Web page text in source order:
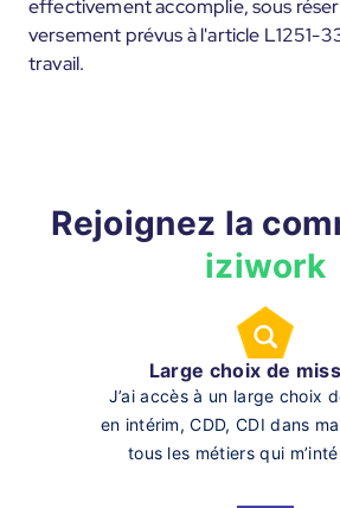
effectivement accomplie, sous
versement prévus à l'article L1251-
travail.
Rejoignez la
iziwork
Large choix de
J’ai accès à un large choix
en intérim, CDD, CDI dans
tous les métiers qui